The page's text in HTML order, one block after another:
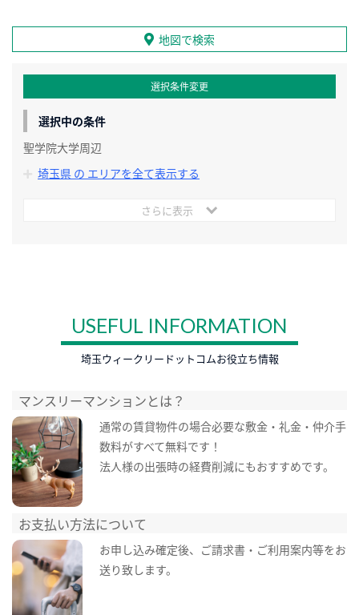
地図で検索
選択条件変更
選択中の条件
聖学院大学周辺
埼玉県 の エリアを全て表示する
さらに表示
USEFUL INFORMATION
埼玉ウィークリードットコムお役立ち情報
マンスリーマンションとは？
通常の賃貸物件の場合必要な敷金・礼金・仲介手
数料がすべて無料です！
法人様の出張時の経費削減にもおすすめです。
お支払い方法について
お申し込み確定後、ご請求書・ご利用案内等をお
送り致します。